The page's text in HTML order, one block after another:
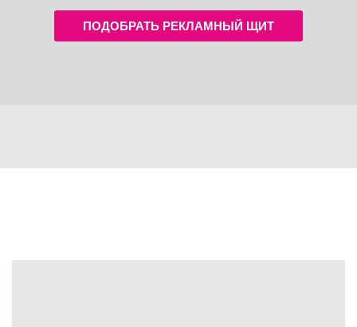
ПОДОБРАТЬ РЕКЛАМНЫЙ ЩИТ